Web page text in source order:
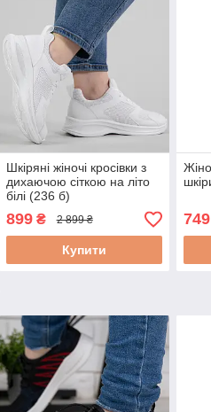
Шкіряні жіночі кросівки з
дихаючою сіткою на літо
білі (236 б)
899₴ 2 899 ₴
Купити
749